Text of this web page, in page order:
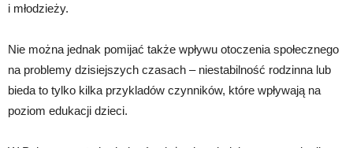
i młodzieży.
Nie można jednak pomijać także wpływu otoczenia społecznego
na problemy dzisiejszych czasach – niestabilność rodzinna lub
bieda to tylko kilka przykladów czynników, które wpływają na
poziom edukacji dzieci.